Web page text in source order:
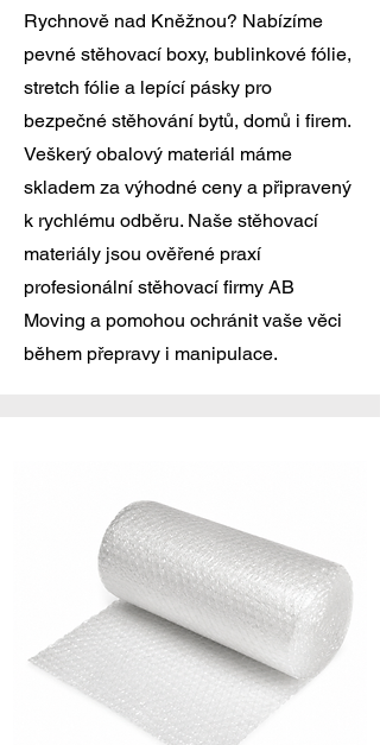
Rychnově nad Kněžnou? Nabízíme
pevné stěhovací boxy, bublinkové fólie,
stretch fólie a lepící pásky pro
bezpečné stěhování bytů, domů i firem.
Veškerý obalový materiál máme
skladem za výhodné ceny a připravený
k rychlému odběru. Naše stěhovací
materiály jsou ověřené praxí
profesionální stěhovací firmy AB
Moving a pomohou ochránit vaše věci
během přepravy i manipulace.